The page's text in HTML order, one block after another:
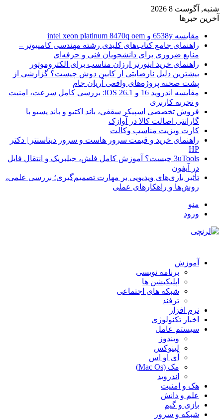
شنبه, آگوست 8 2026
آخرین خبرها
مقایسه 6538y و intel xeon platinum 8470q oem
راهنمای جامع کتاب‌های کلیدی رشته مهندسی کامپیوتر –
منابع ضروری برای دانشجویان فنی و حرفه‌ای
راهنمای خرید اینورتر ارزان مناسب برای الکتروموتور
بیشترین دلیل نارضایتی از کابین دوش چیست؟ گزارشی از
پشت صحنه پروژه‌های واقعی آریان جام
مقایسه اندروید 16 و iOS 26.1: بررسی کامل سرعت، امنیت
و تجربه کاربری
فروش تخصصی اسپیکر سقفی، باند اکتیو و باند پسیو با
گارانتی اصالت کالا در آوازک
کارت ویزیت مناسب وکالت
راهنمای خرید و قیمت سرور هاست و سرور دیتاسنتر | دکتر
HP
3uTools چیست؟ آموزش کامل فلش، جیلبریک و انتقال فایل
در آیفون
تأثیر بازی‌های ویدیویی بر مهارت تصمیم‌گیری؛ بررسی علمی،
روش‌ها و راهکارهای عملی
منو
ورود
آموزش
برنامه نویسی
اپلیکیشن ها
شبکه های اجتماعی
ترفند
نرم افزار
اخبار تکنولوژی
سیستم عامل
ویندوز
لینوکس
آی او اس
مک (Mac Os)
اندروید
هک و امنیت
علم و دانش
بازی و گیم
شبکه و سرور